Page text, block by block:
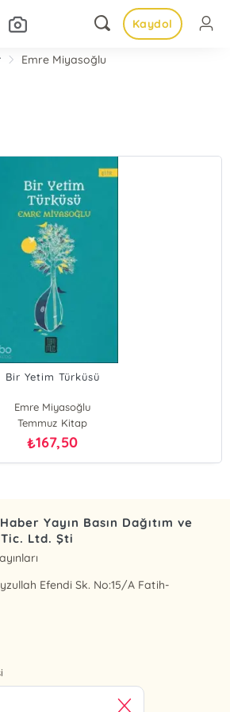
Kaydol
Emre Miyasoğlu
Bir Yetim Türküsü
Emre Miyasoğlu
Temmuz Kitap
₺167,50
Yayın Basın Dağıtım ve
Ltd. Şti
Efendi Sk. No:15/A Fatih-